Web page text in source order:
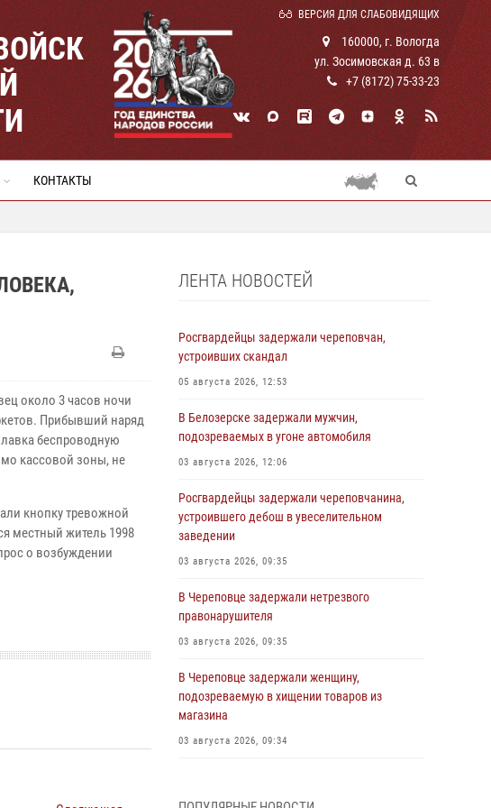
ВЕРСИЯ ДЛЯ СЛАБОВИДЯЩИХ
160000, г. Вологда
ул. Зосимовская д. 63 в
+7 (8172) 75-33-23
КОНТАКТЫ
около 3 часов ночи
Прибывший наряд
беспроводную
кассовой зоны, не
кнопку тревожной
местный житель 1998
о возбуждении
ЛЕНТА НОВОСТЕЙ
Росгвардейцы задержали череповчан,
устроивших скандал
05 августа 2026, 12:53
В Белозерске задержали мужчин,
подозреваемых в угоне автомобиля
03 августа 2026, 12:06
Росгвардейцы задержали череповчанина,
устроившего дебош в увеселительном
заведении
03 августа 2026, 09:35
В Череповце задержали нетрезвого
правонарушителя
03 августа 2026, 09:35
В Череповце задержали женщину,
подозреваемую в хищении товаров из
магазина
03 августа 2026, 09:34